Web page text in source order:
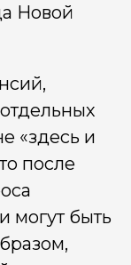
Новой
«здесь и
после
могут быть